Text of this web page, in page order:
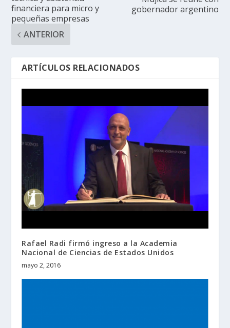
financiera para micro y
pequeñas empresas
ANTERIOR
gobernador argentino
ARTÍCULOS RELACIONADOS
Rafael Radi firmó ingreso a la Academia
Nacional de Ciencias de Estados Unidos
mayo 2, 2016